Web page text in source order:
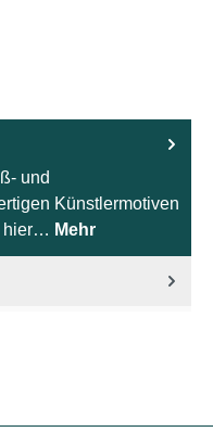
und
Künstlermotiven
hier… Mehr